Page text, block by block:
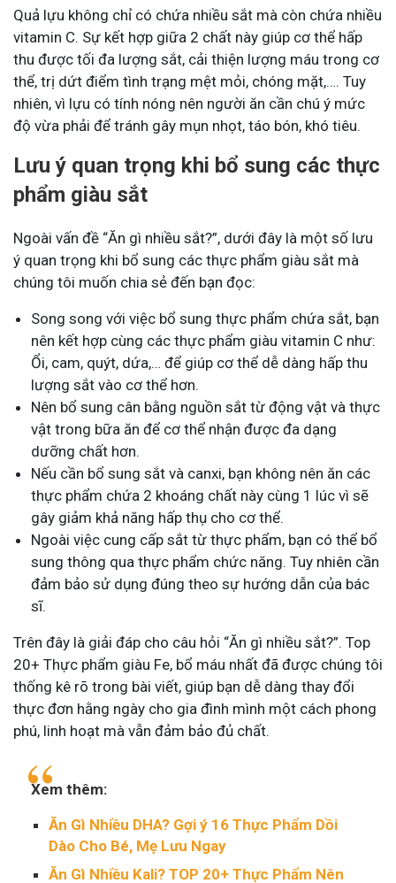
Quả lựu không chỉ có chứa nhiều sắt mà còn chứa nhiều
vitamin C. Sự kết hợp giữa 2 chất này giúp cơ thể hấp
thu được tối đa lượng sắt, cải thiện lượng máu trong cơ
thể, trị dứt điểm tình trạng mệt mỏi, chóng mặt,…. Tuy
nhiên, vì lựu có tính nóng nên người ăn cần chú ý mức
độ vừa phải để tránh gây mụn nhọt, táo bón, khó tiêu.
Lưu ý quan trọng khi bổ sung các thực
phẩm giàu sắt
Ngoài vấn đề “Ăn gì nhiều sắt?”, dưới đây là một số lưu
ý quan trọng khi bổ sung các thực phẩm giàu sắt mà
chúng tôi muốn chia sẻ đến bạn đọc:
Song song với việc bổ sung thực phẩm chứa sắt, bạn
nên kết hợp cùng các thực phẩm giàu vitamin C như:
Ổi, cam, quýt, dứa,… để giúp cơ thể dễ dàng hấp thu
lượng sắt vào cơ thể hơn.
Nên bổ sung cân bằng nguồn sắt từ động vật và thực
vật trong bữa ăn để cơ thể nhận được đa dạng
dưỡng chất hơn.
Nếu cần bổ sung sắt và canxi, bạn không nên ăn các
thực phẩm chứa 2 khoáng chất này cùng 1 lúc vì sẽ
gây giảm khả năng hấp thụ cho cơ thể.
Ngoài việc cung cấp sắt từ thực phẩm, bạn có thể bổ
sung thông qua thực phẩm chức năng. Tuy nhiên cần
đảm bảo sử dụng đúng theo sự hướng dẫn của bác
sĩ.
Trên đây là giải đáp cho câu hỏi “Ăn gì nhiều sắt?”. Top
20+ Thực phẩm giàu Fe, bổ máu nhất đã được chúng tôi
thống kê rõ trong bài viết, giúp bạn dễ dàng thay đổi
thực đơn hằng ngày cho gia đình mình một cách phong
phú, linh hoạt mà vẫn đảm bảo đủ chất.
Xem thêm:
Ăn Gì Nhiều DHA? Gợi ý 16 Thực Phẩm Dồi
Dào Cho Bé, Mẹ Lưu Ngay
Ăn Gì Nhiều Kali? TOP 20+ Thực Phẩm Nên